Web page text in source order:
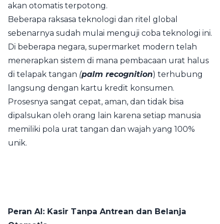
akan otomatis terpotong.
Beberapa raksasa teknologi dan ritel global
sebenarnya sudah mulai menguji coba teknologi ini.
Di beberapa negara, supermarket modern telah
menerapkan sistem di mana pembacaan urat halus
di telapak tangan (palm recognition) terhubung
langsung dengan kartu kredit konsumen.
Prosesnya sangat cepat, aman, dan tidak bisa
dipalsukan oleh orang lain karena setiap manusia
memiliki pola urat tangan dan wajah yang 100%
unik.
Peran AI: Kasir Tanpa Antrean dan Belanja